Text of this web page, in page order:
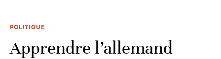
POLITIQUE
Apprendre l’allemand